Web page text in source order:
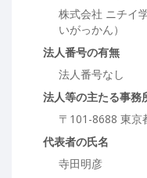
株式会社 ニチイ
いがっかん）
法人番号の有無
法人番号なし
法人等の主たる事務
〒101-8688 東京
代表者の氏名
寺田明彦